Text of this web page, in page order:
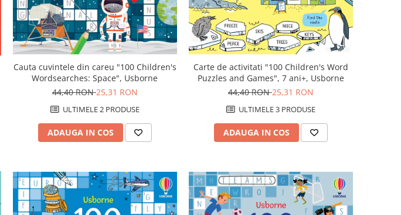
Cauta cuvintele din careu "100 Children's
Wordsearches: Space", Usborne
44,40 RON25,31 RON
ULTIMELE 2 PRODUSE
ADAUGA IN COS
Carte de activitati "100 Children's Word
Puzzles and Games", 7 ani+, Usborne
44,40 RON25,31 RON
ULTIMELE 3 PRODUSE
ADAUGA IN COS